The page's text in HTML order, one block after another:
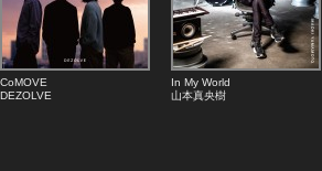
CoMOVE
DEZOLVE
In My World
山本真央樹